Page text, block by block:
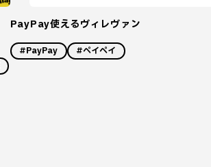
PayPay使えるヴィレヴァン
#PayPay #ペイペイ